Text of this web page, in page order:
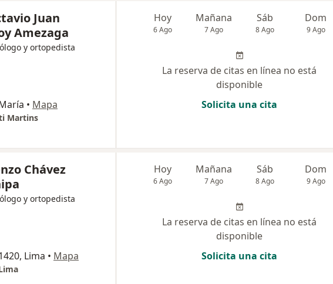
Juan
Amezaga
y ortopedista
• Mapa
Martins
Hoy
6 Ago
Mañana
7 Ago
Sáb
8 Ago
Dom
9 Ago
La reserva de citas en línea no está
disponible
Solicita una cita
Chávez
y ortopedista
Lima • Mapa
Hoy
6 Ago
Mañana
7 Ago
Sáb
8 Ago
Dom
9 Ago
La reserva de citas en línea no está
disponible
Solicita una cita